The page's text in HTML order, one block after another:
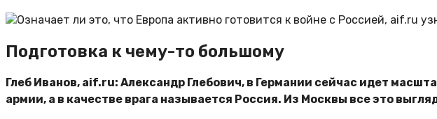
Означает ли это, что Европа активно готовится к войне с Россией, aif.ru
Подготовка к чему-то большому
Глеб Иванов, aif.ru: Александр Глебович, в Германии сейчас идет
армии, а в качестве врага называется Россия. Из Москвы все это